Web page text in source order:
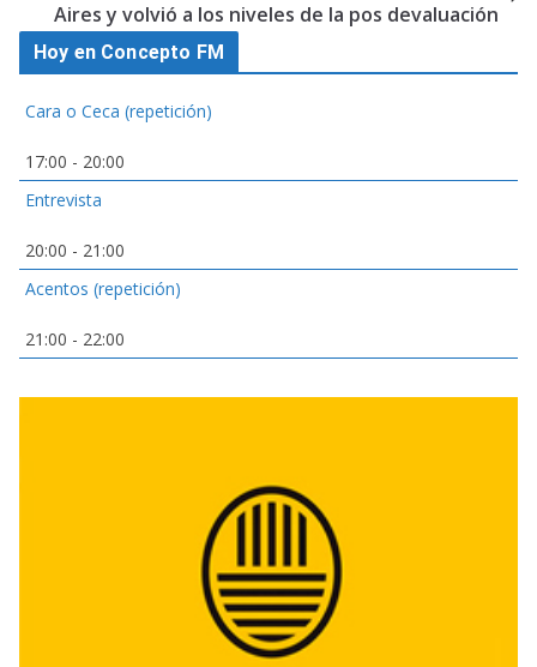
Aires y volvió a los niveles de la pos devaluación
Hoy en Concepto FM
Cara o Ceca (repetición)
17:00 - 20:00
Entrevista
20:00 - 21:00
Acentos (repetición)
21:00 - 22:00